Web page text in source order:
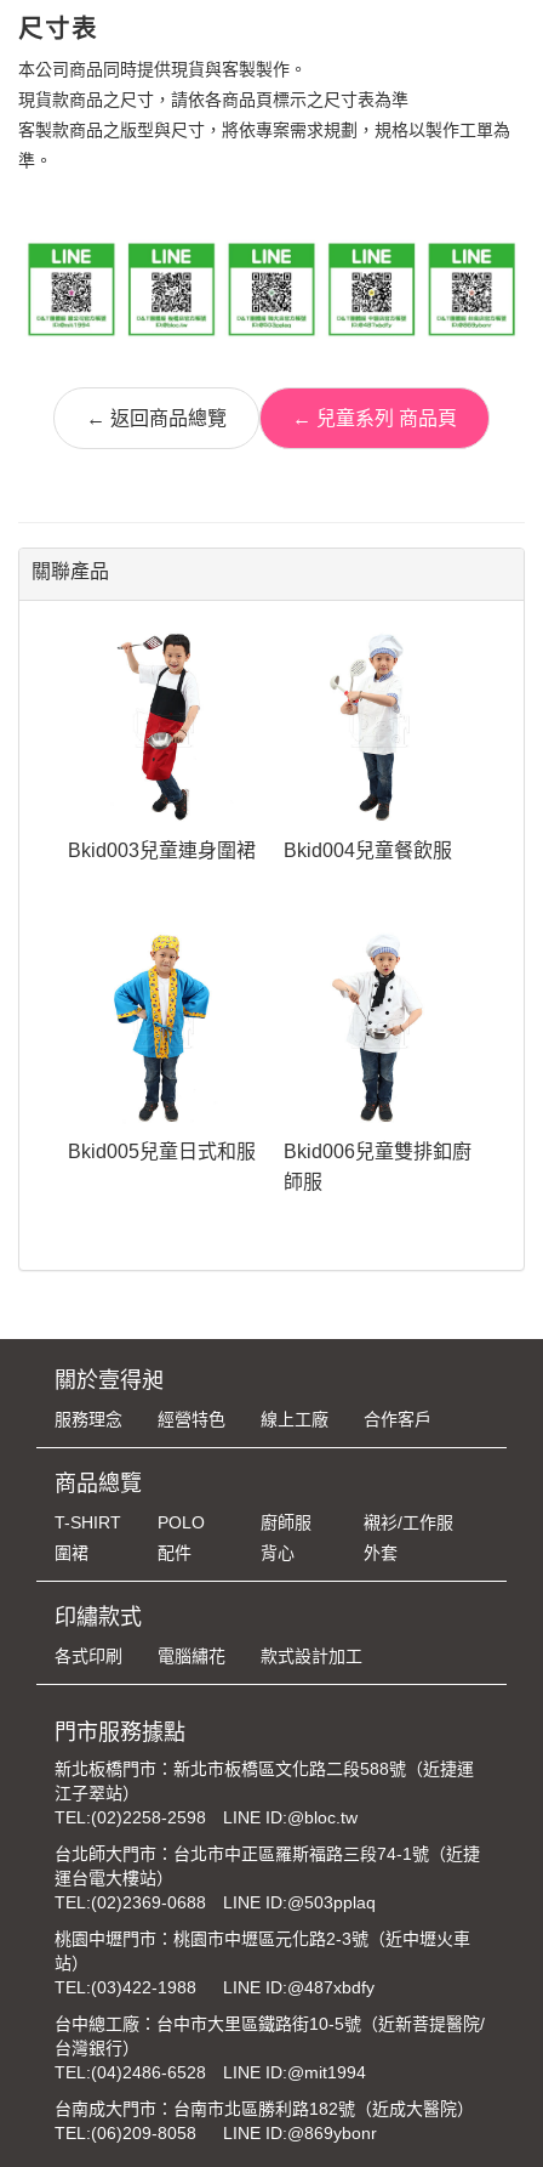
尺寸表
本公司商品同時提供現貨與客製製作。
現貨款商品之尺寸，請依各商品頁標示之尺寸表為準
客製款商品之版型與尺寸，將依專案需求規劃，規格以製作工單為
準。
← 返回商品總覽 ← 兒童系列 商品頁
關聯產品
Bkid003兒童連身圍裙 Bkid004兒童餐飲服
Bkid005兒童日式和服
Bkid006兒童雙排釦廚
師服
關於壹得昶
服務理念 經營特色 線上工廠 合作客戶
商品總覽
T-SHIRT POLO 廚師服
襯衫/工作服
圍裙
配件 背心 外套
印繡款式
各式印刷 電腦繡花 款式設計加工
門市服務據點
新北板橋門市：新北市板橋區文化路二段588號（近捷運
江子翠站）
TEL:(02)2258-2598
LINE ID:@bloc.tw
台北師大門市：台北市中正區羅斯福路三段74-1號（近捷
運台電大樓站）
TEL:(02)2369-0688
LINE ID:@503pplaq
桃園中壢門市：桃園市中壢區元化路2-3號（近中壢火車
站）
TEL:(03)422-1988
LINE ID:@487xbdfy
台中總工廠：台中市大里區鐵路街10-5號（近新菩提醫院/
台灣銀行）
TEL:(04)2486-6528
LINE ID:@mit1994
台南成大門市：台南市北區勝利路182號（近成大醫院）
TEL:(06)209-8058 LINE ID:@869ybonr